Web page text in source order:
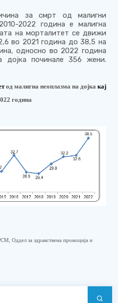
за смрт од малигни
2022 година е малигна
на морталитет се движи
во 2021 година до 38,5 на
односно во 2022 година
дојка починале 356 жени.
од малигна неоплазма на дојка кај
година
Оддел за здравствена промоција и